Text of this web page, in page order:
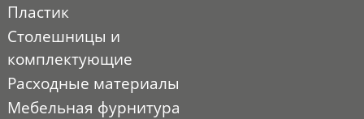
Пластик
Столешницы и
комплектующие
Расходные материалы
Мебельная фурнитура